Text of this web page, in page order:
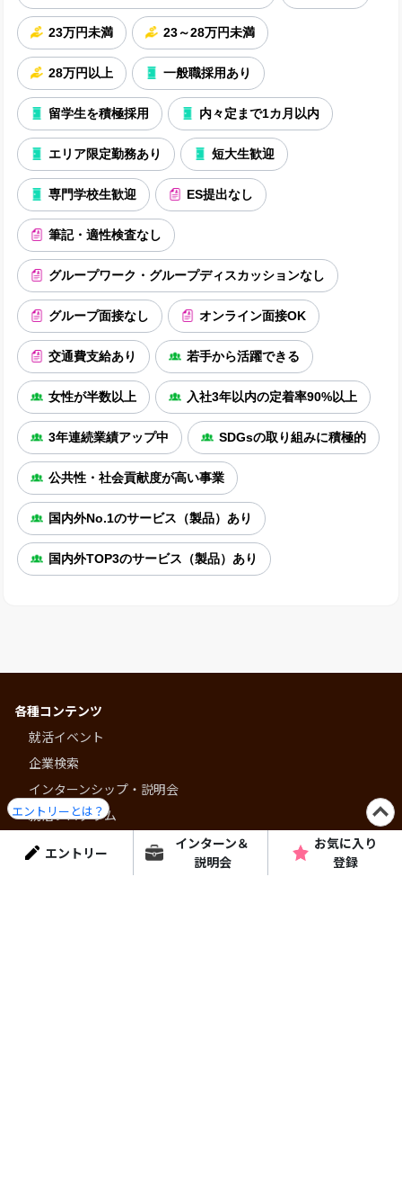
23万円未満 23～28万円未満
28万円以上 一般職採用あり
留学生を積極採用 内々定まで1カ月以内
エリア限定勤務あり 短大生歓迎
専門学校生歓迎 ES提出なし
筆記・適性検査なし
グループワーク・グループディスカッションなし
グループ面接なし オンライン面接OK
交通費支給あり 若手から活躍できる
女性が半数以上 入社3年以内の定着率90%以上
3年連続業績アップ中 SDGsの取り組みに積極的
公共性・社会貢献度が高い事業
国内外No.1のサービス（製品）あり
国内外TOP3のサービス（製品）あり
エントリー
エントリーとは？
インターン＆
説明会
お気に入り
登録
各種コンテンツ
就活イベント
企業検索
インターンシップ・説明会
就活プログラム